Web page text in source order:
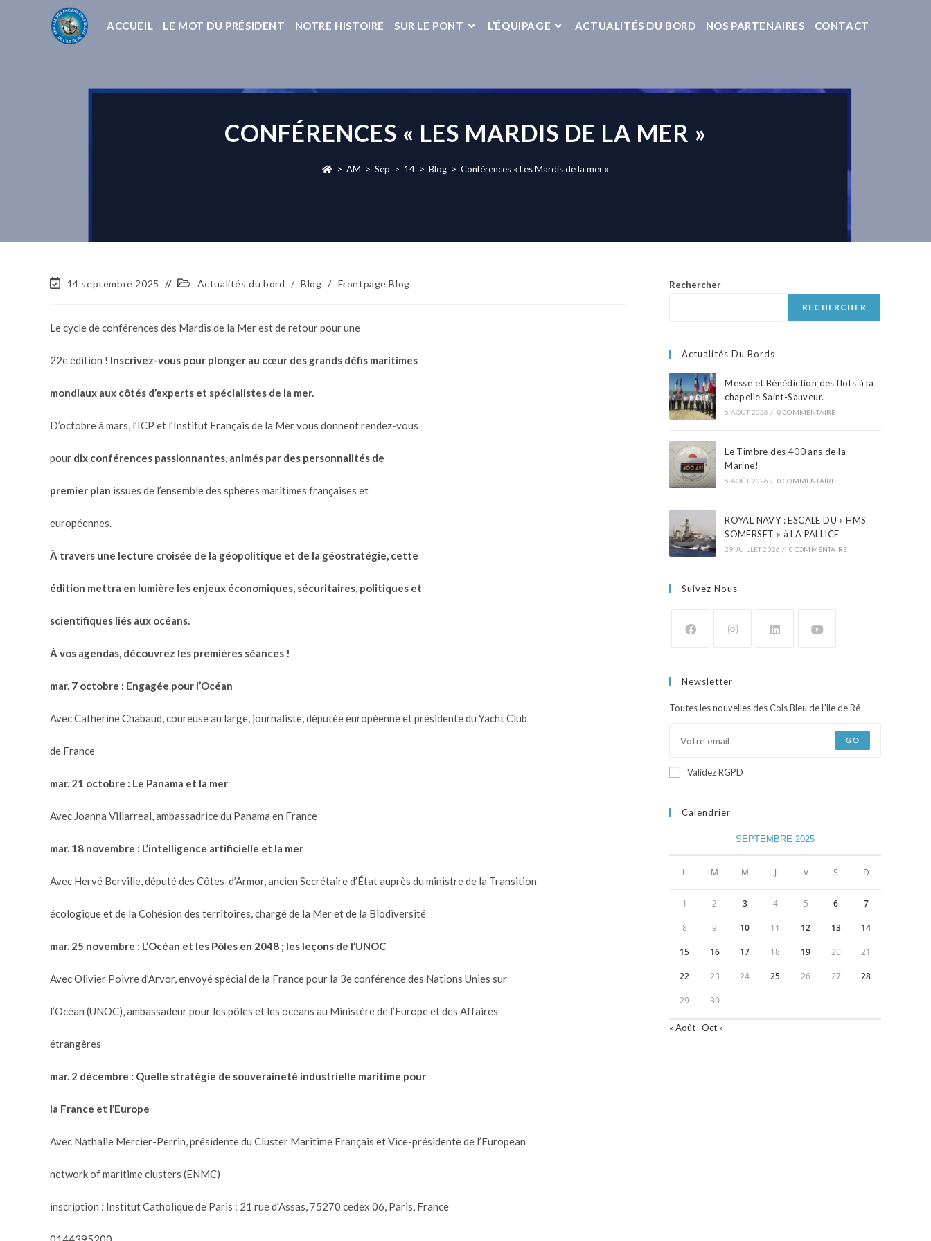
ACCUEIL LE MOT DU PRÉSIDENT NOTRE HISTOIRE SUR LE PONT L’ÉQUIPAGE ACTUALITÉS DU BORD NOS PARTENAIRES CONTACT
CONFÉRENCES « LES MARDIS DE LA MER »
> AM > Sep > 14 > Blog > Conférences « Les Mardis de la mer »
14 septembre 2025 Actualités du bord / Blog / Frontpage Blog
Le cycle de conférences des Mardis de la Mer est de retour pour une
22e édition ! Inscrivez-vous pour plonger au cœur des grands défis maritimes
mondiaux aux côtés d’experts et spécialistes de la mer.
D’octobre à mars, l’ICP et l’Institut Français de la Mer vous donnent rendez-vous
pour dix conférences passionnantes, animés par des personnalités de
premier plan issues de l’ensemble des sphères maritimes françaises et
européennes.
À travers une lecture croisée de la géopolitique et de la géostratégie, cette
édition mettra en lumière les enjeux économiques, sécuritaires, politiques et
scientifiques liés aux océans.
À vos agendas, découvrez les premières séances !
mar. 7 octobre : Engagée pour l’Océan
Avec Catherine Chabaud, coureuse au large, journaliste, députée européenne et présidente du Yacht Club
de France
mar. 21 octobre : Le Panama et la mer
Avec Joanna Villarreal, ambassadrice du Panama en France
mar. 18 novembre : L’intelligence artificielle et la mer
Avec Hervé Berville, député des Côtes-d’Armor, ancien Secrétaire d’État auprès du ministre de la Transition
écologique et de la Cohésion des territoires, chargé de la Mer et de la Biodiversité
mar. 25 novembre : L’Océan et les Pôles en 2048 ; les leçons de l’UNOC
Avec Olivier Poivre d’Arvor, envoyé spécial de la France pour la 3e conférence des Nations Unies sur
l’Océan (UNOC), ambassadeur pour les pôles et les océans au Ministère de l’Europe et des Affaires
étrangères
mar. 2 décembre : Quelle stratégie de souveraineté industrielle maritime pour
la France et l’Europe
Avec Nathalie Mercier-Perrin, présidente du Cluster Maritime Français et Vice-présidente de l’European
network of maritime clusters (ENMC)
inscription : Institut Catholique de Paris : 21 rue d’Assas, 75270 cedex 06, Paris, France
Rechercher
RECHERCHER
Actualités Du Bords
Messe et Bénédiction des flots à la
chapelle Saint-Sauveur.
6 AOÛT 2026 / 0 COMMENTAIRE
Le Timbre des 400 ans de la
Marine!
6 AOÛT 2026 / 0 COMMENTAIRE
ROYAL NAVY : ESCALE DU « HMS
SOMERSET » à LA PALLICE
29 JUILLET 2026 / 0 COMMENTAIRE
Suivez Nous
Newsletter
Toutes les nouvelles des Cols Bleu de L'ile de Ré
GO
Validez RGPD
Calendrier
SEPTEMBRE 2025
L M M J V S D
1 2 3 4 5 6 7
8 9 10 11 12 13 14
15 16 17 18 19 20 21
22 23 24 25 26 27 28
29 30
« Août Oct »